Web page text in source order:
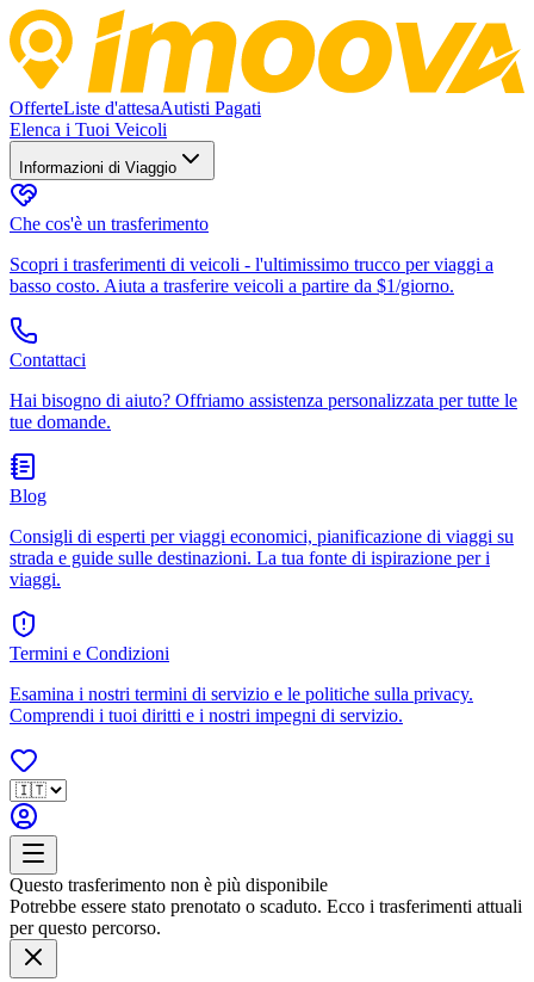
OfferteListe d'attesaAutisti Pagati
Elenca i Tuoi Veicoli
Informazioni di Viaggio
Che cos'è un trasferimento
Scopri i trasferimenti di veicoli - l'ultimissimo trucco per viaggi a
basso costo. Aiuta a trasferire veicoli a partire da $1/giorno.
Contattaci
Hai bisogno di aiuto? Offriamo assistenza personalizzata per tutte le
tue domande.
Blog
Consigli di esperti per viaggi economici, pianificazione di viaggi su
strada e guide sulle destinazioni. La tua fonte di ispirazione per i
viaggi.
Termini e Condizioni
Esamina i nostri termini di servizio e le politiche sulla privacy.
Comprendi i tuoi diritti e i nostri impegni di servizio.
Questo trasferimento non è più disponibile
Potrebbe essere stato prenotato o scaduto. Ecco i trasferimenti attuali
per questo percorso.